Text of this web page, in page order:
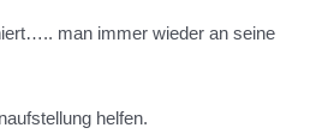
man immer wieder an seine
helfen.